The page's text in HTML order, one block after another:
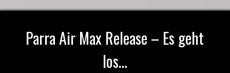
Parra Air Max Release – Es geht
los…